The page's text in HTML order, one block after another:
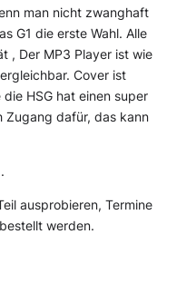
man nicht zwanghaft
G1 die erste Wahl. Alle
, Der MP3 Player ist wie
Cover ist
HSG hat einen super
Zugang dafür, das kann
ausprobieren, Termine
werden.